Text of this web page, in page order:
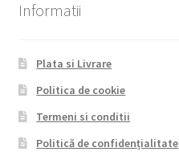
Informatii
Plata si Livrare
Politica de cookie
Termeni si conditii
Politică de confidențialitate